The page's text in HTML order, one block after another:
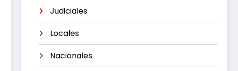
Judiciales
Locales
Nacionales